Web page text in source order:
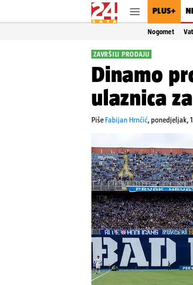
PLUS+
Nogomet
ZAVRŠILI PRODAJU
Dinamo
ulaznica
Piše Fabijan Hrnčić, ponedjeljak,